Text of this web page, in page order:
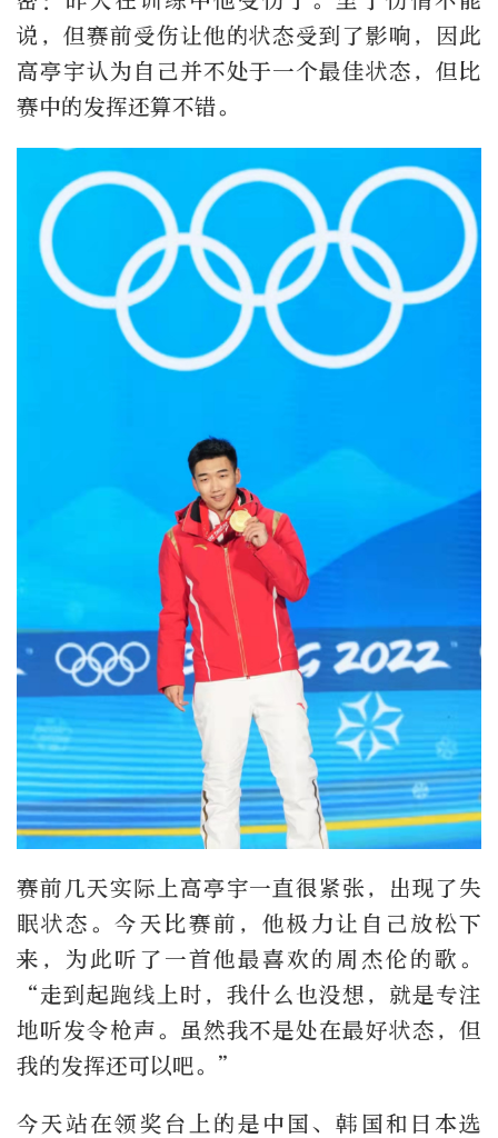
说，但赛前受伤让他的状态受到了影响，因此
高亭宇认为自己并不处于一个最佳状态，但比
赛中的发挥还算不错。
赛前几天实际上高亭宇一直很紧张，出现了失
眠状态。今天比赛前，他极力让自己放松下
来，为此听了一首他最喜欢的周杰伦的歌。
“走到起跑线上时，我什么也没想，就是专注
地听发令枪声。虽然我不是处在最好状态，但
我的发挥还可以吧。”
今天站在领奖台上的是中国、韩国和日本选